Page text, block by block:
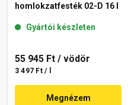
homlokzatfesték 02-D 16 l
Gyártói készleten
55 945 Ft / vödör
3 497 Ft / l
Megnézem